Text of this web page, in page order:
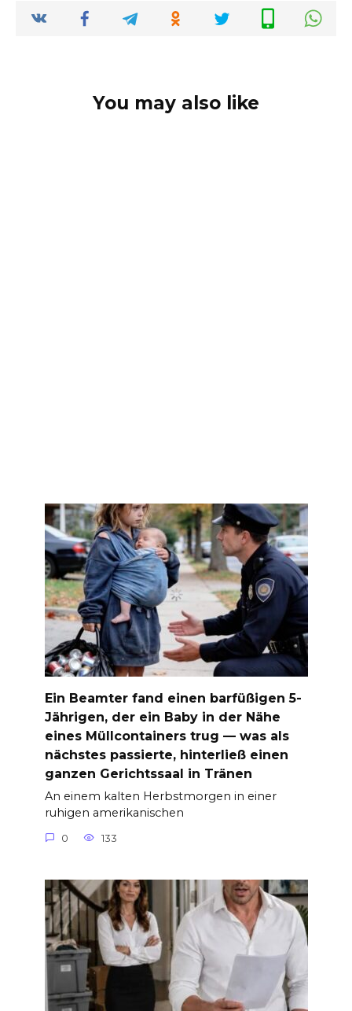
You may also like
Ein Beamter fand einen barfüßigen 5-
Jährigen, der ein Baby in der Nähe
eines Müllcontainers trug — was als
nächstes passierte, hinterließ einen
ganzen Gerichtssaal in Tränen
An einem kalten Herbstmorgen in einer
ruhigen amerikanischen
0 133